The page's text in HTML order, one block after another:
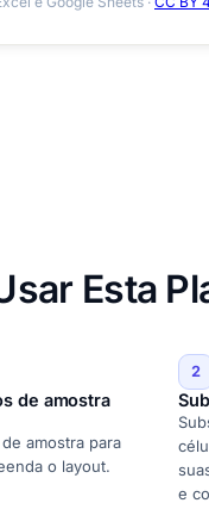
Esta
de amostra
amostra para
o layout.
2
e